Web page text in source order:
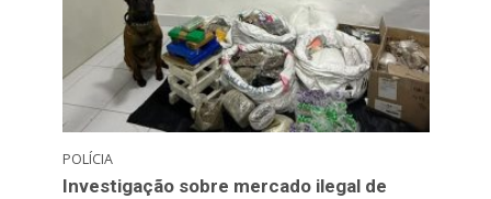
POLÍCIA
Investigação sobre mercado ilegal de